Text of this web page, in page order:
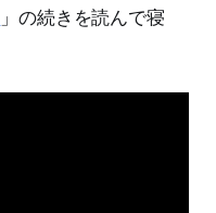
」の続きを読んで寝